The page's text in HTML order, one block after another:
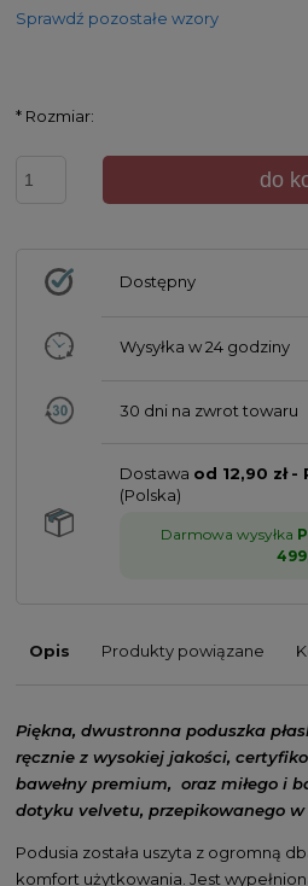
Sprawdź pozostałe wzory
* Rozmiar:
do
Dostępny
Wysyłka w24 godziny
30 dni na zwrot towaru
Dostawa od 12,90 zł -
(Polska)
Darmowa wysyłka
Opis Produkty powiązane
Piękna, dwustronna poduszka
ręcznie z wysokiej jakości,
bawełny premium, oraz miłego i
dotyku velvetu, przepikowanego
Podusia została uszyta z ogromną
komfort użytkowania. Jest